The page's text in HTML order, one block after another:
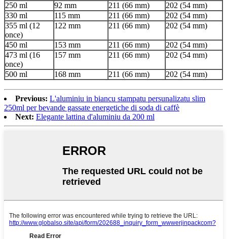
250 ml
92 mm 211 (66 mm)
202 (54 mm)
330 ml
115 mm 211 (66 mm)
202 (54 mm)
355 ml (12
once)
122 mm 211 (66 mm) 202 (54 mm)
450 ml 153 mm 211 (66 mm)
202 (54 mm)
473 ml (16
once)
157 mm 211 (66 mm) 202 (54 mm)
500 ml 168 mm 211 (66 mm) 202 (54 mm)
Previous: L'aluminiu in biancu stampatu persunalizatu slim
250ml per bevande gassate energetiche di soda di caffè
Next: Elegante lattina d'aluminiu da 200 ml